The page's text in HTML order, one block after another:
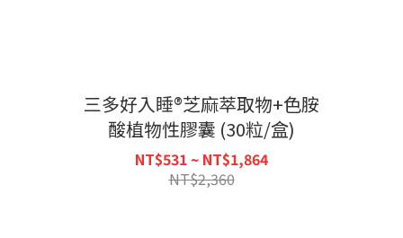
三多好入睡®芝麻萃取物+色胺
酸植物性膠囊 (30粒/盒)
NT$531 ~ NT$1,864
NT$2,360